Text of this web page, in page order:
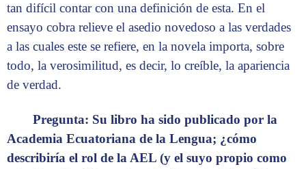
tan difícil contar con una definición de esta. En el
ensayo cobra relieve el asedio novedoso a las verdades
a las cuales este se refiere, en la novela importa, sobre
todo, la verosimilitud, es decir, lo creíble, la apariencia
de verdad.
Pregunta: Su libro ha sido publicado por la
Academia Ecuatoriana de la Lengua; ¿cómo
describiría el rol de la AEL (y el suyo propio como